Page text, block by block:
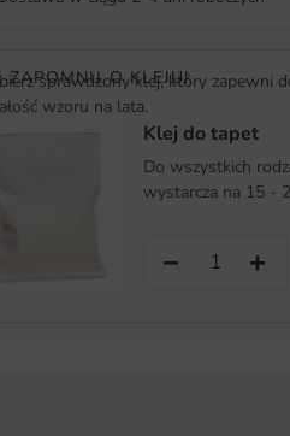
ZAPOMNIJ O KLEJU!
sprawdzony klej, który zapewni
wzoru na lata.
Klej do tapet
Do wszystkich
wystarcza na 15 -
− +